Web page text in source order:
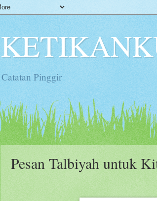
Catatan Pinggir
Pesan Talbiyah untuk